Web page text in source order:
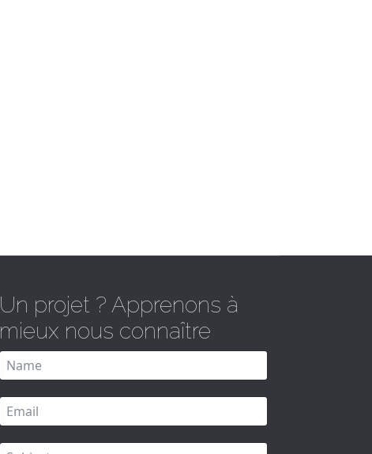
Un projet ? Apprenons à
mieux nous connaître